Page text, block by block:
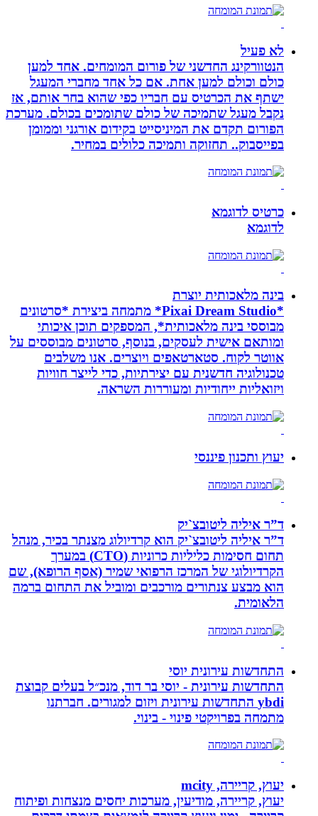
לא פעיל
הנטוורקינג החדשני של פורום המומחים. אחד למען
כולם וכולם למען אחת. אם כל אחד מחברי המעגל
ישתף את הכרטיס עם חבריו כפי שהוא בחר אותם, אז
נקבל מעגל שתמיכה של כולם שתומכים בכולם. מערכת
הפורום תקדם את המיניסייט בקידום אורגני וממומן
בפייסבוק.. תחזוקה ותמיכה כלולים במחיר.
כרטיס לדוגמא
לדוגמא
בינה מלאכותית יוצרת
*Pixai Dream Studio* מתמחה ביצירת *סרטונים
מבוססי בינה מלאכותית*, המספקים תוכן איכותי
ומותאם אישית לעסקים, בנוסף, סרטונים מבוססים על
אווטר לקוח. סטארטאפים ויוצרים. אנו משלבים
טכנולוגיה חדשנית עם יצירתיות, כדי לייצר חוויות
ויזואליות ייחודיות ומעוררות השראה.
יעוץ ותכנון פיננסי
ד”ר איליה ליטובצ`יק
ד”ר איליה ליטובצ`יק הוא קרדיולוג מצנתר בכיר, מנהל
תחום חסימות כליליות כרוניות (CTO) במערך
הקרדיולוגי של המרכז הרפואי שמיר (אסף הרופא), שם
הוא מבצע צנתורים מורכבים ומוביל את התחום ברמה
הלאומית.
התחדשות עירונית יוסי
התחדשות עירונית - יוסי בר דוד, מנכ״ל בעלים קבוצת
ybdi התחדשות עירונית ויזום למגורים. חברתנו
מתמחה בפרויקטי פינוי - בינוי.
יעוץ, קריירה, mcity
יעוץ, קריירה, מודיעין, מערכות יחסים מנצחות ופיתוח